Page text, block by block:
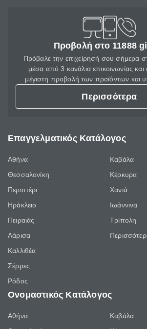
Προβολή στο 11888
Πρόβαλε την επιχείρησή σου σήμερα
μέσα από 3 κανάλια επικοινωνίας και
μέγιστη προβολή των προϊόντων και
Περισσότερα
Επαγγελματικός Κατάλογος
Αθήνα
Θεσσαλονίκη
Περιστέρι
Ηράκλειο
Πειραιάς
Λάρισα
Καλλιθέα
Σέρρες
Ρόδος
Καβάλα
Κέρκυρα
Χανιά
Ιωάννινα
Τρίπολη
Ονομαστικός Κατάλογος
Αθήνα
Καβάλα